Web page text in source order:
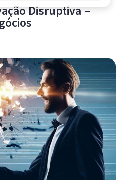
Disruptiva –